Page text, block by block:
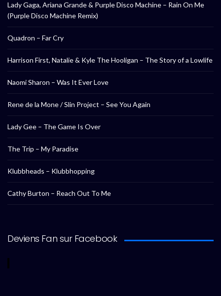
Lady Gaga, Ariana Grande & Purple Disco Machine – Rain On Me
(Purple Disco Machine Remix)
Quadron – Far Cry
Harrison First, Natalie & Kyle The Hooligan – The Story of a Lowlife
Naomi Sharon – Was It Ever Love
Rene de la Mone / Slin Project – See You Again
Lady Gee – The Game Is Over
The Trip – My Paradise
Klubbheads – Klubbhopping
Cathy Burton – Reach Out To Me
Deviens Fan sur Facebook